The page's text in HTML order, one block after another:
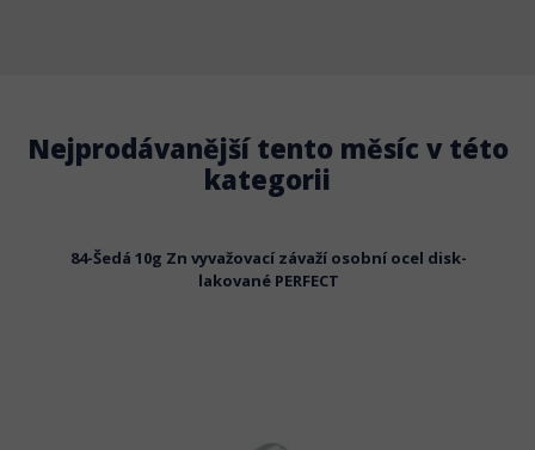
Nejprodávanější tento měsíc v této
kategorii
84-Šedá 10g Zn vyvažovací závaží osobní ocel disk-
lakované PERFECT